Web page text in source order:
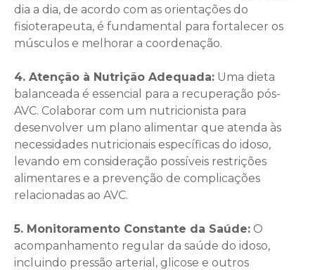
dia a dia, de acordo com as orientações do
fisioterapeuta, é fundamental para fortalecer os
músculos e melhorar a coordenação.
4. Atenção à Nutrição Adequada: Uma dieta
balanceada é essencial para a recuperação pós-
AVC. Colaborar com um nutricionista para
desenvolver um plano alimentar que atenda às
necessidades nutricionais específicas do idoso,
levando em consideração possíveis restrições
alimentares e a prevenção de complicações
relacionadas ao AVC.
5. Monitoramento Constante da Saúde: O
acompanhamento regular da saúde do idoso,
incluindo pressão arterial, glicose e outros